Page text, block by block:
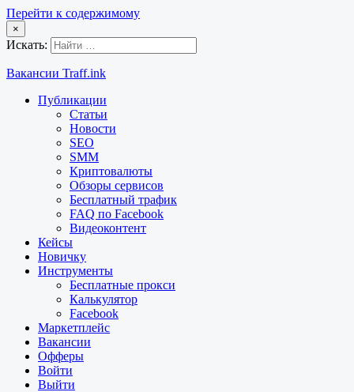
Перейти к содержимому
×
Искать:
Вакансии Traff.ink
Публикации
Статьи
Новости
SEO
SMM
Криптовалюты
Обзоры сервисов
Бесплатный трафик
FAQ по Facebook
Видеоконтент
Кейсы
Новичку
Инструменты
Бесплатные прокси
Калькулятор
Facebook
Маркетплейс
Вакансии
Офферы
Войти
Выйти